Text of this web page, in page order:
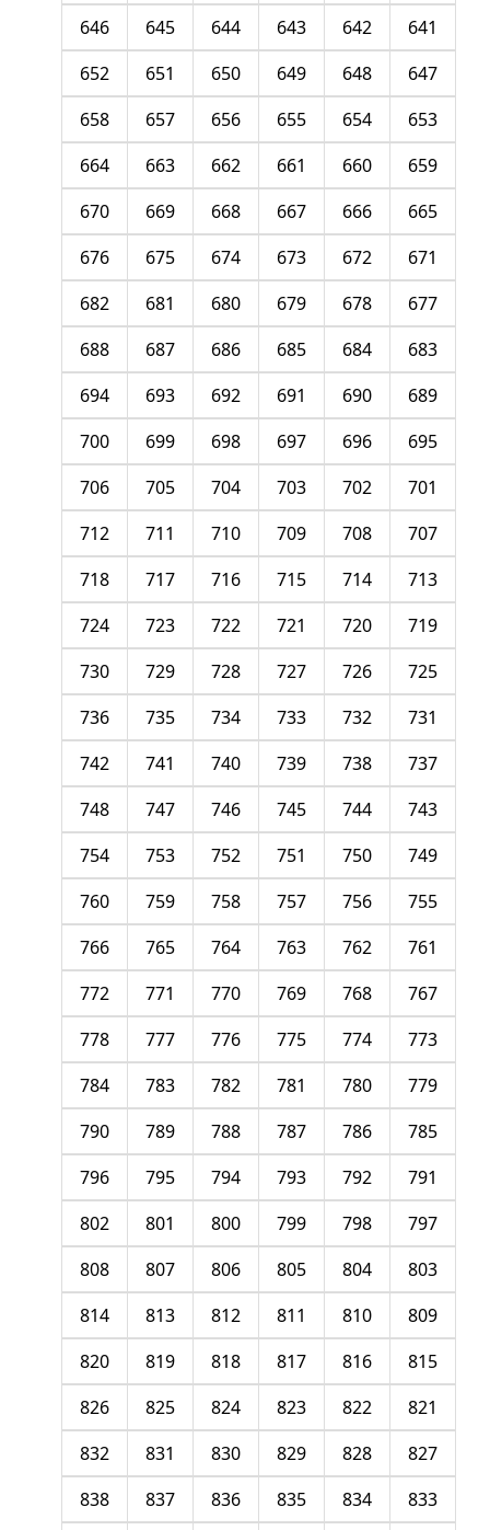
641
642
643
644
645
646
647
648
649
650
651
652
653
654
655
656
657
658
659
660
661
662
663
664
665
666
667
668
669
670
671
672
673
674
675
676
677
678
679
680
681
682
683
684
685
686
687
688
689
690
691
692
693
694
695
696
697
698
699
700
701
702
703
704
705
706
707
708
709
710
711
712
713
714
715
716
717
718
719
720
721
722
723
724
725
726
727
728
729
730
731
732
733
734
735
736
737
738
739
740
741
742
743
744
745
746
747
748
749
750
751
752
753
754
755
756
757
758
759
760
761
762
763
764
765
766
767
768
769
770
771
772
773
774
775
776
777
778
779
780
781
782
783
784
785
786
787
788
789
790
791
792
793
794
795
796
797
798
799
800
801
802
803
804
805
806
807
808
809
810
811
812
813
814
815
816
817
818
819
820
821
822
823
824
825
826
827
828
829
830
831
832
833
834
835
836
837
838